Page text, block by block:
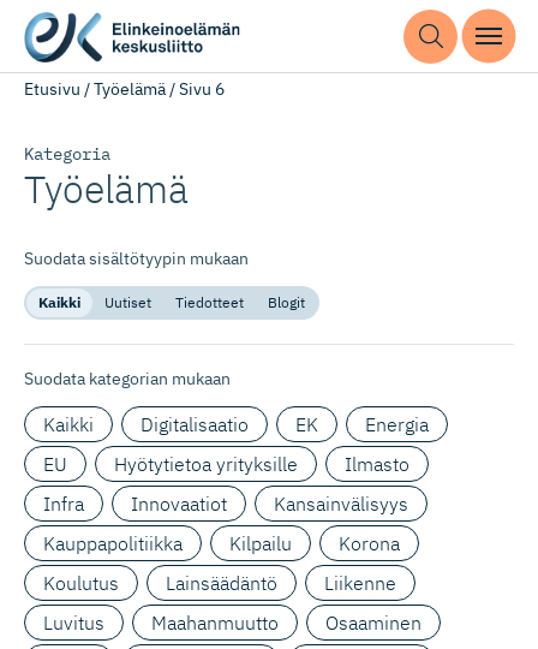
Etusivu /Työelämä/Sivu 6
Kategoria
Työelämä
Suodata sisältötyypin mukaan
Kaikki Uutiset Tiedotteet Blogit
Suodata kategorian mukaan
Kaikki Digitalisaatio EK
Energia
EU
Hyötytietoa yrityksille
Ilmasto
Infra
Innovaatiot
Kansainvälisyys
Kauppapolitiikka
Kilpailu
Korona
Koulutus
Lainsäädäntö
Liikenne
Luvitus
Maahanmuutto
Osaaminen